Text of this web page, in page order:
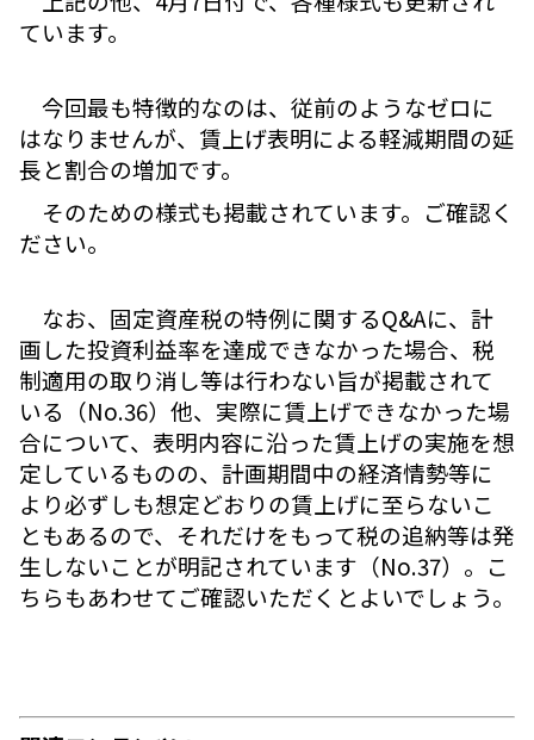
ています。
今回最も特徴的なのは、従前のようなゼロに
はなりませんが、賃上げ表明による軽減期間の延
長と割合の増加です。
そのための様式も掲載されています。ご確認く
ださい。
なお、固定資産税の特例に関するQ&Aに、計
画した投資利益率を達成できなかった場合、税
制適用の取り消し等は行わない旨が掲載されて
いる（No.36）他、実際に賃上げできなかった場
合について、表明内容に沿った賃上げの実施を想
定しているものの、計画期間中の経済情勢等に
より必ずしも想定どおりの賃上げに至らないこ
ともあるので、それだけをもって税の追納等は発
生しないことが明記されています（No.37）。こ
ちらもあわせてご確認いただくとよいでしょう。